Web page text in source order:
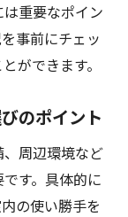
重要なポイン
事前にチェッ
ができます。
のポイント
周辺環境など
す。具体的に
の使い勝手を